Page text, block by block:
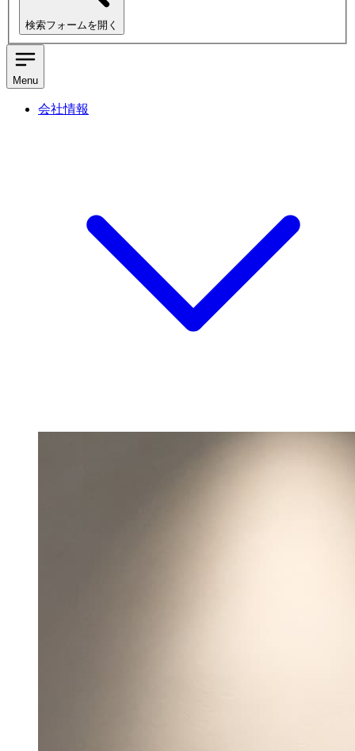
検索フォームを開く
Menu
会社情報